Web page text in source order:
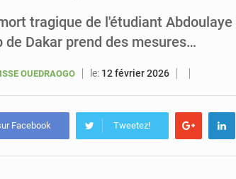
tragique de l'étudiant Abdoulaye
de Dakar prend des mesures…
OUEDRAOGO le: 12 février 2026
Facebook Tweetez!